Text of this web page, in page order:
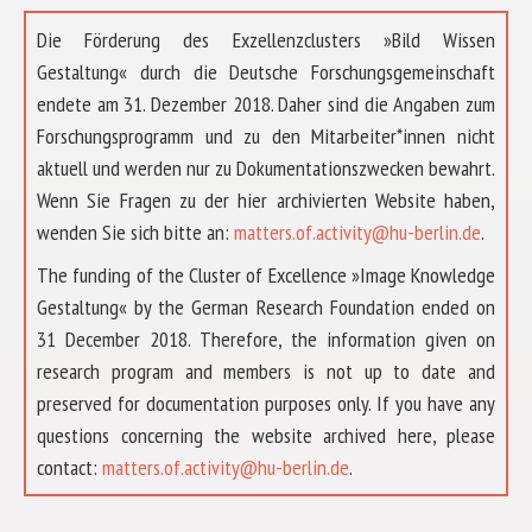
Die Förderung des Exzellenzclusters »Bild Wissen
Gestaltung« durch die Deutsche Forschungsgemeinschaft
endete am 31. Dezember 2018. Daher sind die Angaben zum
Forschungsprogramm und zu den Mitarbeiter*innen nicht
aktuell und werden nur zu Dokumentationszwecken bewahrt.
Wenn Sie Fragen zu der hier archivierten Website haben,
wenden Sie sich bitte an: matters.of.activity@hu-berlin.de.
The funding of the Cluster of Excellence »Image Knowledge
Gestaltung« by the German Research Foundation ended on
31 December 2018. Therefore, the information given on
research program and members is not up to date and
preserved for documentation purposes only. If you have any
questions concerning the website archived here, please
contact: matters.of.activity@hu-berlin.de.
ABOUT US